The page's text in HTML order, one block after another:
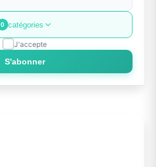
0 catégories
J'accepte
S'abonner